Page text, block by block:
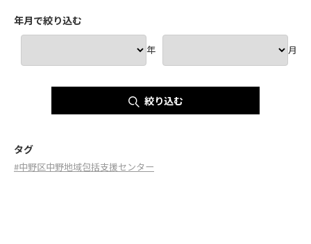
年月で絞り込む
年 月
絞り込む
タグ
#中野区中野地域包括支援センター